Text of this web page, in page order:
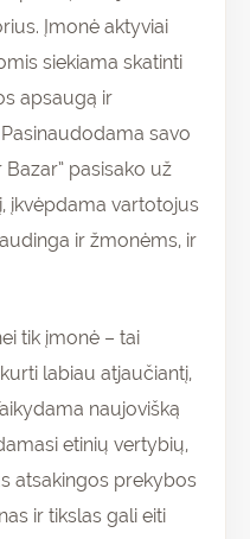
Įmonė aktyviai
siekiama skatinti
apsaugą ir
savo
pasisako už
įkvėpdama vartotojus
ir žmonėms, ir
tik įmonė – tai
labiau atjaučiantį,
naujovišką
etinių vertybių,
atsakingos prekybos
ir tikslas gali eiti